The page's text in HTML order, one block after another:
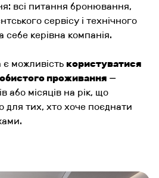
всі питання бронювання,
сервісу і технічного
керівна компанія.
можливість користуватися
проживання —
або місяців на рік, що
тих, хто хоче поєднати